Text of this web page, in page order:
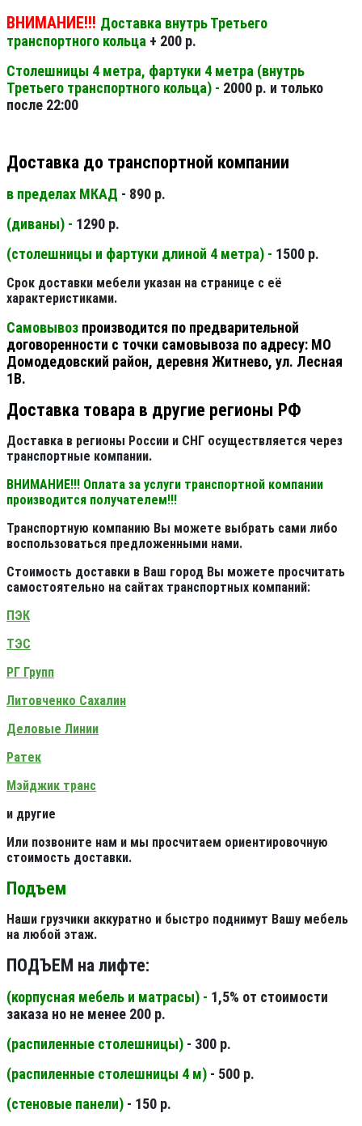
ВНИМАНИЕ!!! Доставка внутрь Третьего
транспортного кольца + 200 р.
Столешницы 4 метра, фартуки 4 метра (внутрь
Третьего транспортного кольца) - 2000 р. и только
после 22:00
Доставка до транспортной компании
в пределах МКАД - 890 р.
(диваны) - 1290 р.
(столешницы и фартуки длиной 4 метра) - 1500 р.
Срок доставки мебели указан на странице с её
характеристиками.
Самовывоз производится по предварительной
договоренности с точки самовывоза по адресу: МО
Домодедовский район, деревня Житнево, ул. Лесная
1В.
Доставка товара в другие регионы РФ
Доставка в регионы России и СНГ осуществляется через
транспортные компании.
ВНИМАНИЕ!!! Оплата за услуги транспортной компании
производится получателем!!!
Транспортную компанию Вы можете выбрать сами либо
воспользоваться предложенными нами.
Стоимость доставки в Ваш город Вы можете просчитать
самостоятельно на сайтах транспортных компаний:
ПЭК
ТЭС
РГ Групп
Литовченко Сахалин
Деловые Линии
Ратек
Мэйджик транс
и другие
Или позвоните нам и мы просчитаем ориентировочную
стоимость доставки.
Подъем
Наши грузчики аккуратно и быстро поднимут Вашу мебель
на любой этаж.
ПОДЪЕМ на лифте:
(корпусная мебель и матрасы) - 1,5% от стоимости
заказа но не менее 200 р.
(распиленные столешницы) - 300 р.
(распиленные столешницы 4 м) - 500 р.
(стеновые панели) - 150 р.